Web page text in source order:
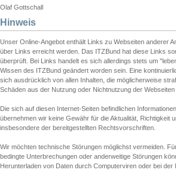
Olaf Gottschall
Hinweis
Unser Online-Angebot enthält Links zu Webseiten anderer
über Links erreicht werden. Das ITZBund hat diese Links
überprüft. Bei Links handelt es sich allerdings stets um
Wissen des ITZBund geändert worden sein. Eine
sich ausdrücklich von allen Inhalten, die möglicherweise
Schäden aus der Nutzung oder Nichtnutzung der
Die sich auf diesen Internet-Seiten befindlichen
übernehmen wir keine Gewähr für die Aktualität, Richtigkeit
insbesondere der bereitgestellten Rechtsvorschriften.
Wir möchten technische Störungen möglichst vermeiden.
bedingte Unterbrechungen oder anderweitige Störungen
Herunterladen von Daten durch Computerviren oder bei